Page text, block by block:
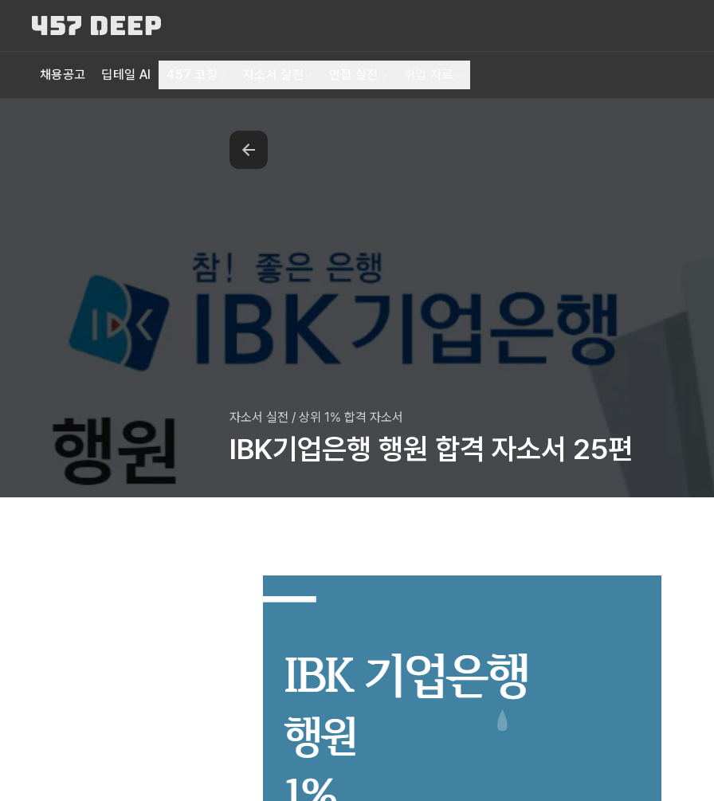
채용공고 딥테일 AI
자소서 실전 / 상위 1% 합격 자소서
IBK기업은행 행원 합격 자소서 25편